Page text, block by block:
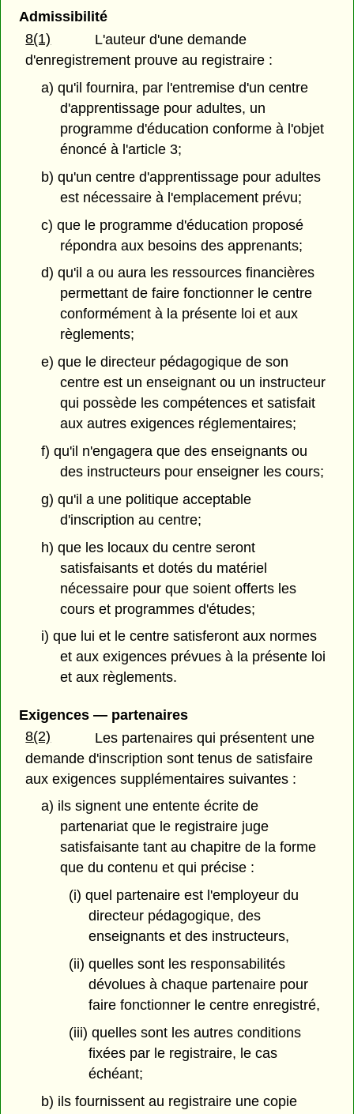
Admissibilité
8(1)
L'auteur d'une demande
d'enregistrement prouve au registraire :
a) qu'il fournira, par l'entremise d'un centre
d'apprentissage pour adultes, un
programme d'éducation conforme à l'objet
énoncé à l'article 3;
b) qu'un centre d'apprentissage pour adultes
est nécessaire à l'emplacement prévu;
c) que le programme d'éducation proposé
répondra aux besoins des apprenants;
d) qu'il a ou aura les ressources financières
permettant de faire fonctionner le centre
conformément à la présente loi et aux
règlements;
e) que le directeur pédagogique de son
centre est un enseignant ou un instructeur
qui possède les compétences et satisfait
aux autres exigences réglementaires;
f) qu'il n'engagera que des enseignants ou
des instructeurs pour enseigner les cours;
g) qu'il a une politique acceptable
d'inscription au centre;
h) que les locaux du centre seront
satisfaisants et dotés du matériel
nécessaire pour que soient offerts les
cours et programmes d'études;
i) que lui et le centre satisferont aux normes
et aux exigences prévues à la présente loi
et aux règlements.
Exigences — partenaires
8(2)
Les partenaires qui présentent une
demande d'inscription sont tenus de satisfaire
aux exigences supplémentaires suivantes :
a) ils signent une entente écrite de
partenariat que le registraire juge
satisfaisante tant au chapitre de la forme
que du contenu et qui précise :
(i) quel partenaire est l'employeur du
directeur pédagogique, des
enseignants et des instructeurs,
(ii) quelles sont les responsabilités
dévolues à chaque partenaire pour
faire fonctionner le centre enregistré,
(iii) quelles sont les autres conditions
fixées par le registraire, le cas
échéant;
b) ils fournissent au registraire une copie